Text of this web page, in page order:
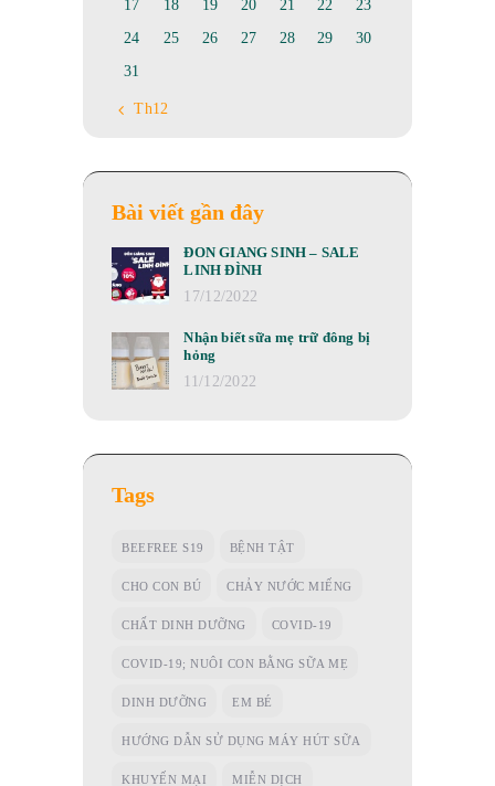
17
18 19 20 21 22
23
24
25 26 27 28 29
30
31
« Th12
Bài viết gần đây
ĐÓN GIÁNG SINH – SALE
LINH ĐÌNH
17/12/2022
Nhận biết sữa mẹ trữ đông bị
hỏng
11/12/2022
Tags
BEEFREE S19 BỆNH TẬT
CHO CON BÚ CHẢY NƯỚC MIẾNG
CHẤT DINH DƯỠNG COVID-19
COVID-19; NUÔI CON BẰNG SỮA MẸ
DINH DƯỠNG EM BÉ
HƯỚNG DẪN SỬ DỤNG MÁY HÚT SỮA
KHUYẾN MẠI MIỄN DỊCH